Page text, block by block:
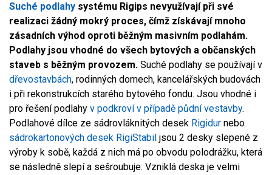
Dřevostavby
Omítky a povrchová úprava
Tmelení sádrokartonu
Suché podlahy systému Rigips nevyužívají při své
realizaci žádný mokrý proces, čímž získávají mnoho
zásadních výhod oproti běžným masivním podlahám.
Podlahy jsou vhodné do všech bytových a občanských
staveb s běžným provozem. Suché podlahy se používají v
dřevostavbách, rodinných domech, kancelářských budovách
i při rekonstrukcích starého bytového fondu. Jsou vhodné i
pro řešení podlahy v podkroví v případě půdní vestavby.
Podlahové dílce ze sádrovláknitých desek Rigidur nebo
sádrokartonových desek RigiStabil jsou 2 desky slepené z
výroby k sobě, každá z nich má po obvodu polodrážku, která
se následně slepí a sešroubuje. Vzniklá deska je velmi